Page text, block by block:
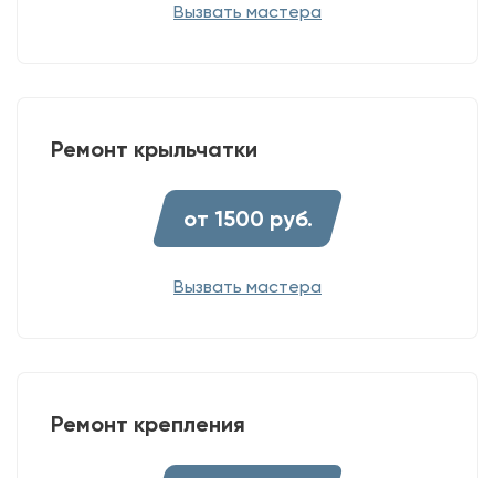
Вызвать мастера
Ремонт крыльчатки
от 1500 руб.
Вызвать мастера
Ремонт крепления